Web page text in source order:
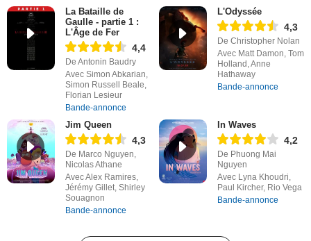
La Bataille de
Gaulle - partie 1 :
L'Âge de Fer
4,4
De Antonin Baudry
Avec Simon Abkarian,
Simon Russell Beale,
Florian Lesieur
Bande-annonce
L'Odyssée
4,3
De Christopher Nolan
Avec Matt Damon, Tom
Holland, Anne
Hathaway
Bande-annonce
Jim Queen
4,3
De Marco Nguyen,
Nicolas Athane
Avec Alex Ramires,
Jérémy Gillet, Shirley
Souagnon
Bande-annonce
In Waves
4,2
De Phuong Mai
Nguyen
Avec Lyna Khoudri,
Paul Kircher, Rio Vega
Bande-annonce